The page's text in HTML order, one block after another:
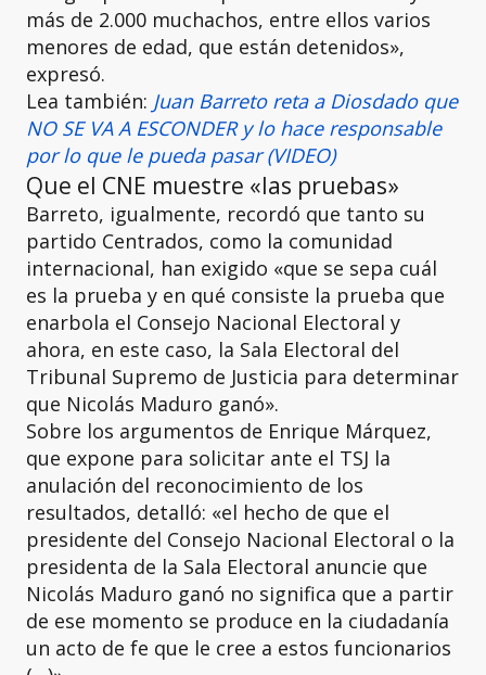
más de 2.000 muchachos, entre ellos varios
menores de edad, que están detenidos»,
expresó.
Lea también: Juan Barreto reta a Diosdado que
NO SE VA A ESCONDER y lo hace responsable
por lo que le pueda pasar (VIDEO)
Que el CNE muestre «las pruebas»
Barreto, igualmente, recordó que tanto su
partido Centrados, como la comunidad
internacional, han exigido «que se sepa cuál
es la prueba y en qué consiste la prueba que
enarbola el Consejo Nacional Electoral y
ahora, en este caso, la Sala Electoral del
Tribunal Supremo de Justicia para determinar
que Nicolás Maduro ganó».
Sobre los argumentos de Enrique Márquez,
que expone para solicitar ante el TSJ la
anulación del reconocimiento de los
resultados, detalló: «el hecho de que el
presidente del Consejo Nacional Electoral o la
presidenta de la Sala Electoral anuncie que
Nicolás Maduro ganó no significa que a partir
de ese momento se produce en la ciudadanía
un acto de fe que le cree a estos funcionarios